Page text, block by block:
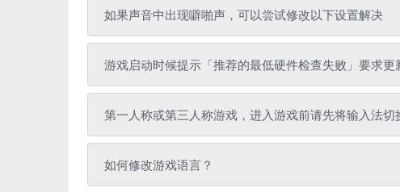
如果声音中出现噼啪声，可以尝试修改以下设置解决
游戏启动时候提示「推荐的最低硬件检查失败」要求
第一人称或第三人称游戏，进入游戏前请先将输入法切
如何修改游戏语言？